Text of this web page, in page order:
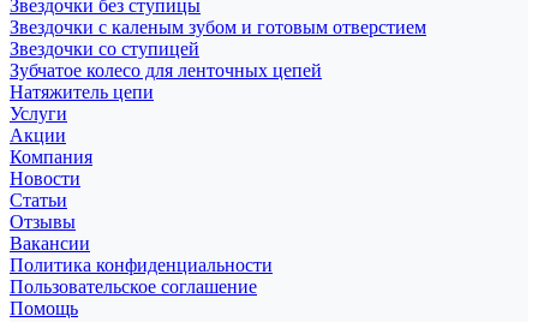
Звездочки без ступицы
Звездочки с каленым зубом и готовым отверстием
Звездочки со ступицей
Зубчатое колесо для ленточных цепей
Натяжитель цепи
Услуги
Акции
Компания
Новости
Статьи
Отзывы
Вакансии
Политика конфиденциальности
Пользовательское соглашение
Помощь